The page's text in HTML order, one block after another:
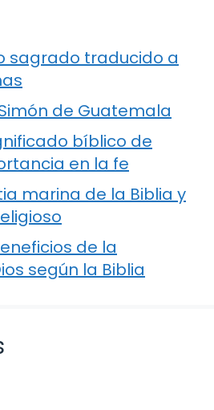
sagrado traducido a
de Guatemala
bíblico de
en la fe
marina de la Biblia y
de la
según la Biblia